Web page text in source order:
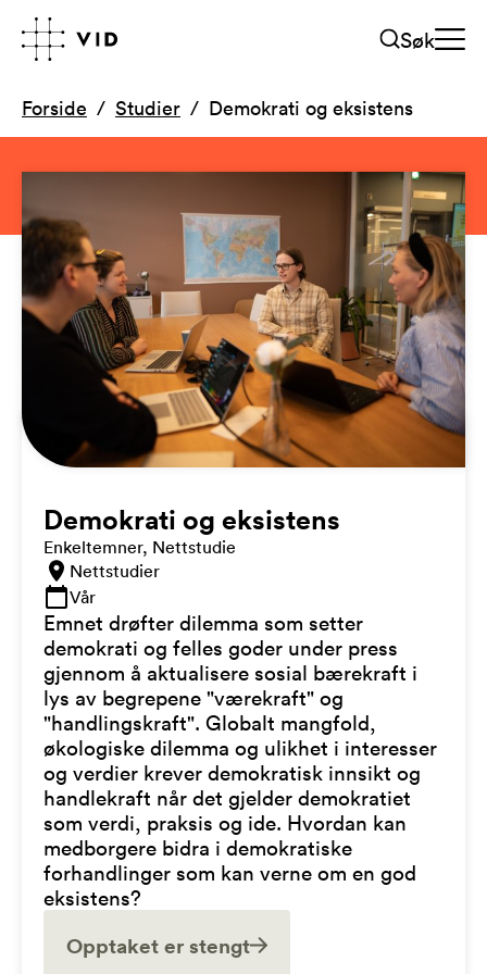
Søk
Forside Studier Demokrati og eksistens
Demokrati og eksistens
Enkeltemner, Nettstudie
Nettstudier
Vår
Emnet drøfter dilemma som setter
demokrati og felles goder under press
gjennom å aktualisere sosial bærekraft i
lys av begrepene "værekraft" og
"handlingskraft". Globalt mangfold,
økologiske dilemma og ulikhet i interesser
og verdier krever demokratisk innsikt og
handlekraft når det gjelder demokratiet
som verdi, praksis og ide. Hvordan kan
medborgere bidra i demokratiske
forhandlinger som kan verne om en god
eksistens?
Opptaket er stengt